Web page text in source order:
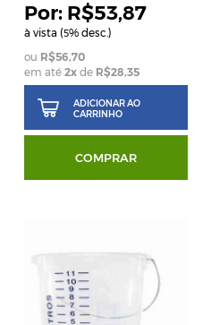
R$53,87
à vista (5% desc.)
R$56,70
em até2x de R$28,35
ADICIONAR AO
CARRINHO
COMPRAR